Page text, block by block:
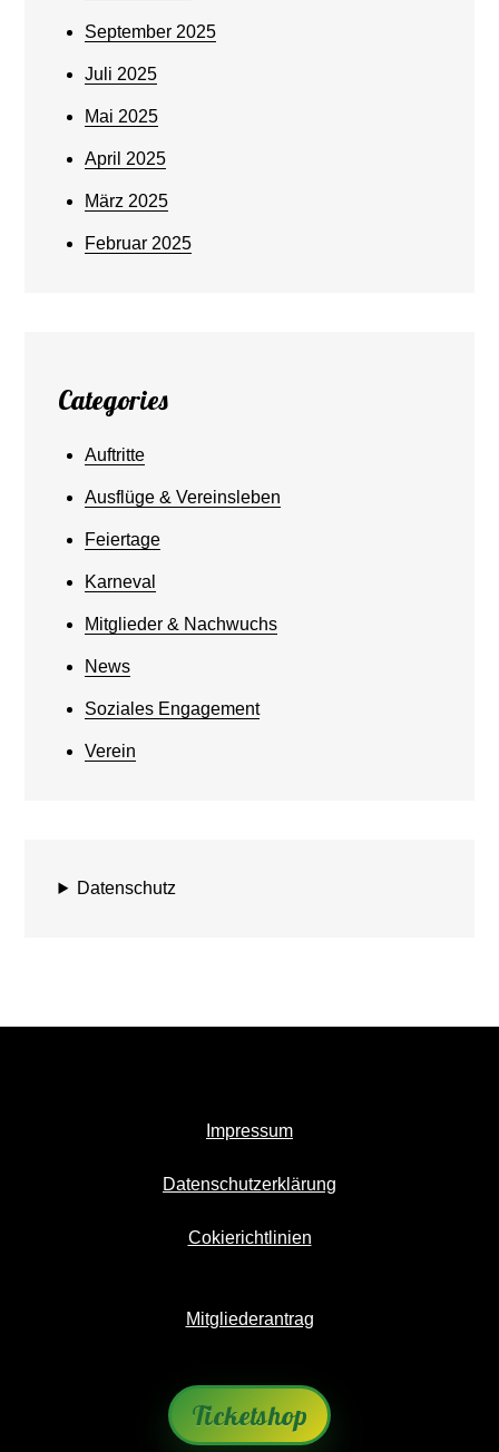
September 2025
Juli 2025
Mai 2025
April 2025
März 2025
Februar 2025
Categories
Auftritte
Ausflüge & Vereinsleben
Feiertage
Karneval
Mitglieder & Nachwuchs
News
Soziales Engagement
Verein
Datenschutz
Impressum
Datenschutzerklärung
Cokierichtlinien
Mitgliederantrag
Ticketshop